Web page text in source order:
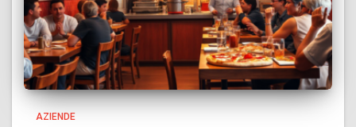
AZIENDE